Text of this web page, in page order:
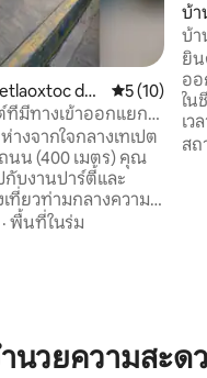
de
คะแนนเฉลี่ย
5 (10)
ที่มีทางเข้าออกแยก
งจากใจกลางเทเปต
นน (400 เมตร) คุณ
กับงานปาร์ตี้และ
ที่ยวท่ามกลางความ
บให้ Calpolli
อมแบบโมโนที่เป็น
อนเราเพื่อทำงาน
ลี้ยงต่างๆ งานสังสรรค์
· พื้นที่ในร่ม
บ้า
บ้า
ยิน
ออ
ใน
เว
ให้
ส
นวยความสะด